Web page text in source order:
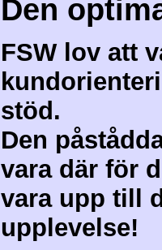
Den
FSW lov att
stöd.
Den
vara där för
vara upp till
upplevelse!